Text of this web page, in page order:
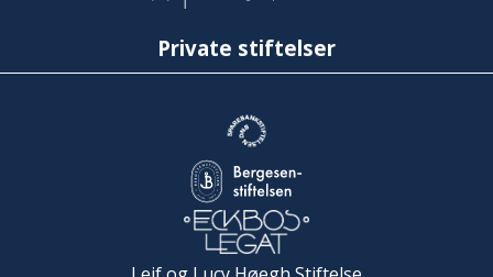
Private stiftelser